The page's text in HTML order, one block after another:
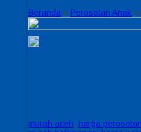
Beranda » Perosotan Anak »
murah aceh, harga